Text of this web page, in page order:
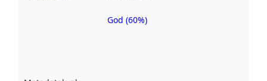
Metadatakvalitet
God (60%)